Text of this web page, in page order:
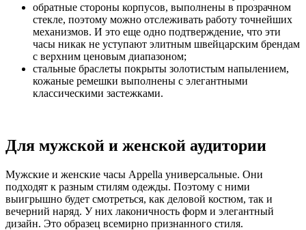
обратные стороны корпусов, выполнены в прозрачном
стекле, поэтому можно отслеживать работу точнейших
механизмов. И это еще одно подтверждение, что эти
часы никак не уступают элитным швейцарским брендам
с верхним ценовым диапазоном;
стальные браслеты покрыты золотистым напылением,
кожаные ремешки выполнены с элегантными
классическими застежками.
Для мужской и женской аудитории
Мужские и женские часы Appella универсальные. Они
подходят к разным стилям одежды. Поэтому с ними
выигрышно будет смотреться, как деловой костюм, так и
вечерний наряд. У них лаконичность форм и элегантный
дизайн. Это образец всемирно признанного стиля.